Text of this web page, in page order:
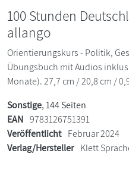
100 Stunden
allango
Orientierungskurs - Politik,
Übungsbuch mit Audios
Monate). 27,7 cm / 20,8 cm /
Sonstige, 144 Seiten
EAN 9783126751391
Veröffentlicht Februar 2024
Verlag/Hersteller Klett